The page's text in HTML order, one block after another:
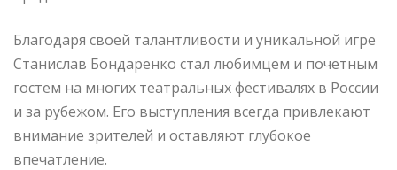
Благодаря своей талантливости и уникальной игре
Станислав Бондаренко стал любимцем и почетным
гостем на многих театральных фестивалях в России
и за рубежом. Его выступления всегда привлекают
внимание зрителей и оставляют глубокое
впечатление.